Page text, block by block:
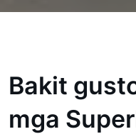
Bakit
mga